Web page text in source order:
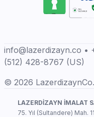
info@lazerdizayn.co •
(512) 428-8767 (US)
© 2026
LAZERDİZAYN İMALAT
75. Yıl (Sultandere) Mah.